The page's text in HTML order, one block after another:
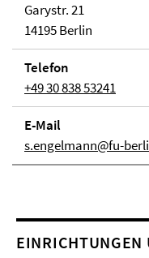
Garystr. 21
14195 Berlin
Telefon
+49 30 838 53241
E-Mail
s.engelmann@fu-
EINRICHTUNGEN